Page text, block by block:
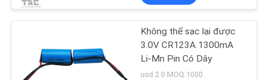
Không thể sạc lại được
3.0V CR123A 1300mA
Li-Mn Pin Có Dây
usd 2.0 MOQ:1000